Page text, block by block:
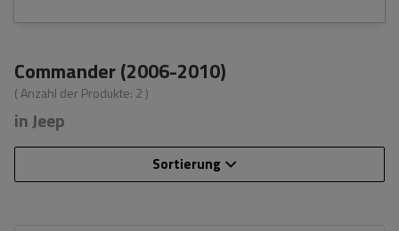
Commander (2006-2010)
( Anzahl der Produkte: 2 )
in Jeep
Sortierung